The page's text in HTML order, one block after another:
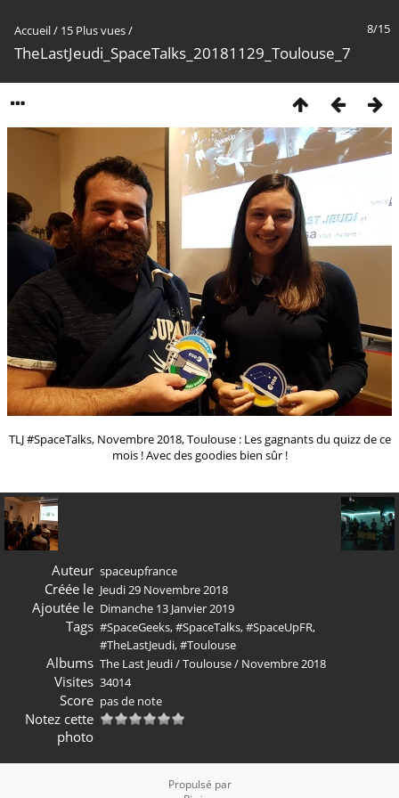
8/15
Accueil/ 15 Plus vues/
TheLastJeudi_SpaceTalks_20181129_Toulouse_7
TLJ #SpaceTalks, Novembre 2018, Toulouse : Les gagnants du quizz de ce
mois ! Avec des goodies bien sûr !
Auteur spaceupfrance
Créée le Jeudi 29 Novembre 2018
Ajoutée le Dimanche 13 Janvier 2019
Tags #SpaceGeeks,#SpaceTalks,#SpaceUpFR,
#TheLastJeudi,#Toulouse
Albums The Last Jeudi/Toulouse/ Novembre 2018
Visites 34014
Score pas de note
Notez cette
photo
Propulsé par